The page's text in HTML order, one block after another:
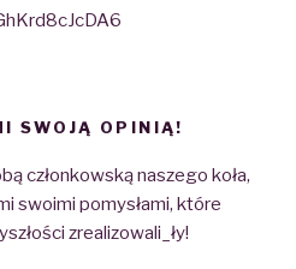
SWOJĄ OPINIĄ!
członkowską naszego koła,
swoimi pomysłami, które
zrealizowali_ły!